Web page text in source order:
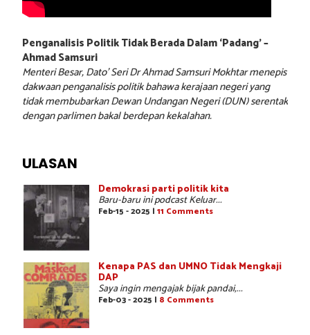
Penganalisis Politik Tidak Berada Dalam ‘Padang’ –
Ahmad Samsuri
Menteri Besar, Dato’ Seri Dr Ahmad Samsuri Mokhtar menepis
dakwaan penganalisis politik bahawa kerajaan negeri yang
tidak membubarkan Dewan Undangan Negeri (DUN) serentak
dengan parlimen bakal berdepan kekalahan.
ULASAN
Demokrasi parti politik kita
Baru-baru ini podcast Keluar...
Feb-15 - 2025 | 11 Comments
Kenapa PAS dan UMNO Tidak Mengkaji
DAP
Saya ingin mengajak bijak pandai,...
Feb-03 - 2025 | 8 Comments